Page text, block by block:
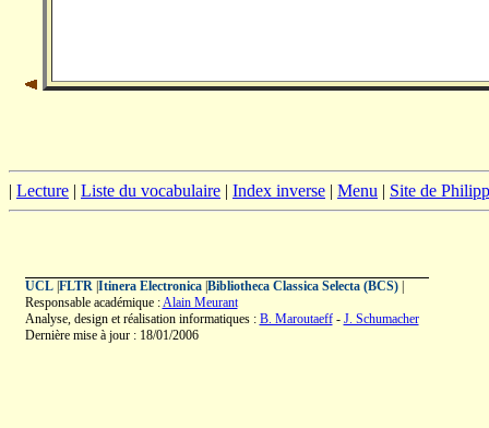
| Lecture | Liste du vocabulaire | Index inverse | Menu | Site de
UCL| FLTR| Itinera Electronica| Bibliotheca Classica Selecta (BCS)|
Responsable académique :Alain Meurant
Analyse, design et réalisation informatiques : B. Maroutaeff- J. Schumacher
Dernière mise à jour : 18/01/2006